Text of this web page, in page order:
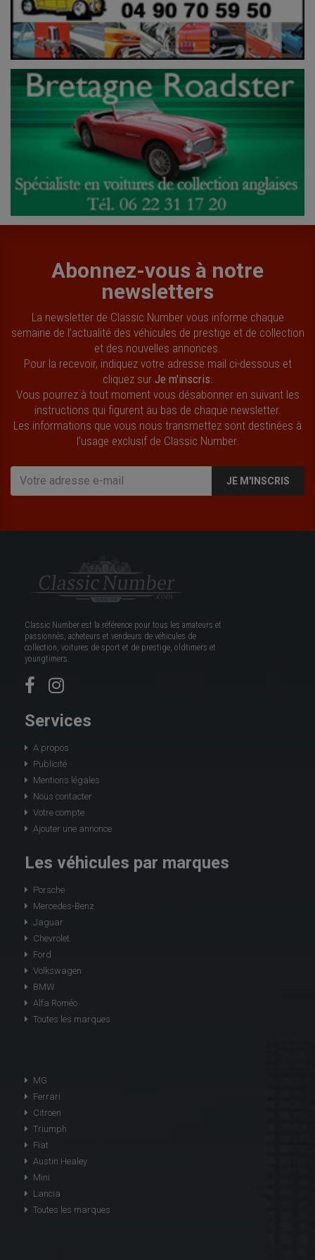
Abonnez-vous à notre
newsletters
La newsletter de Classic Number vous informe chaque
semaine de l’actualité des véhicules de prestige et de collection
et des nouvelles annonces.
Pour la recevoir, indiquez votre adresse mail ci-dessous et
cliquez sur Je m'inscris
Vous pourrez à tout moment vous désabonner en suivant les
instructions qui figurent au bas de chaque newsletter.
Les informations que vous nous transmettez sont destinées à
l’usage exclusif de Classic Number.
JE M'INSCRIS
Classic Number est la référence pour tous les amateurs et
passionnés, acheteurs et vendeurs de véhicules de
collection, voitures de sport et de prestige, oldtimers et
youngtimers.
Services
A propos
Publicité
Mentions légales
Nous contacter
Votre compte
Ajouter une annonce
Les véhicules par marques
Porsche
Mercedes-Benz
Jaguar
Chevrolet
Ford
Volkswagen
BMW
Alfa Roméo
Toutes les marques
MG
Ferrari
Citroen
Triumph
Fiat
Austin Healey
Mini
Lancia
Toutes les marques